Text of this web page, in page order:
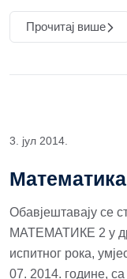
Прочитај више
3. јул 2014.
Обавјештавају се
МАТЕМАТИКЕ 2 у
испитног рока,
07. 2014. године,